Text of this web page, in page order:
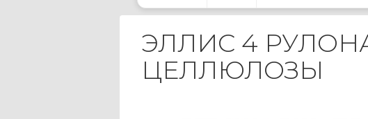
ЭЛЛИС 4
ЦЕЛЛЮЛОЗЫ